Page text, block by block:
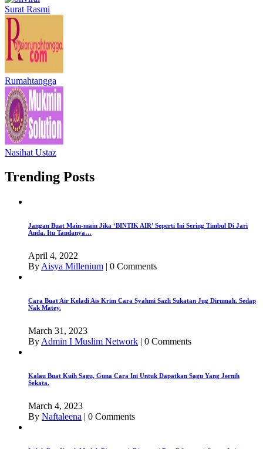
Surat Rasmi
Rumahtangga
Nasihat Ustaz
Trending Posts
Jangan Buat Main-main Jika ‘BINTIK AIR’ Seperti Ini Sering Timbul Di Jari
Anda. Itu Tandanya…
April 4, 2022
By Aisya Millenium | 0 Comments
Cara Buat Air Keladi Ais Krim Cara Syahmi Sazli Sukatan Jug Dirumah. Sedap
Nak Matey.
March 31, 2023
By Admin I Muslim Network | 0 Comments
Kalau Buat Kuih Sagu, Guna Cara Ini Untuk Dapatkan Sagu Yang Jernih
Sekata.
March 4, 2023
By Naftaleena | 0 Comments